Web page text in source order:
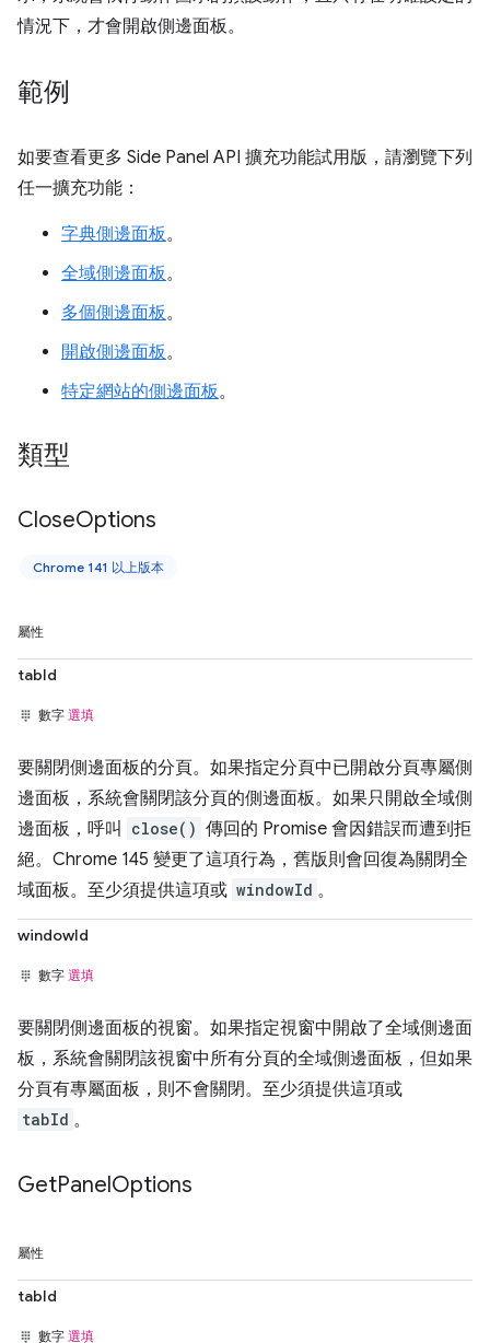
情況下，才會開啟側邊面板。
範例
如要查看更多 Side Panel API 擴充功能試用版，請瀏覽下列
任一擴充功能：
字典側邊面板。
全域側邊面板。
多個側邊面板。
開啟側邊面板。
特定網站的側邊面板。
類型
CloseOptions
Chrome 141 以上版本
屬性
tabId
數字 選填
要關閉側邊面板的分頁。如果指定分頁中已開啟分頁專屬側
邊面板，系統會關閉該分頁的側邊面板。如果只開啟全域側
邊面板，呼叫
close() 傳回的 Promise 會因錯誤而遭到拒
絕。Chrome 145 變更了這項行為，舊版則會回復為關閉全
域面板。至少須提供這項或 windowId 。
windowId
數字 選填
要關閉側邊面板的視窗。如果指定視窗中開啟了全域側邊面
板，系統會關閉該視窗中所有分頁的全域側邊面板，但如果
分頁有專屬面板，則不會關閉。至少須提供這項或
tabId 。
GetPanelOptions
屬性
tabId
數字 選填